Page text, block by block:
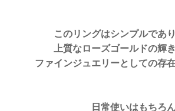
このリングはシンプルであ
上質なローズゴールドの輝
ファインジュエリーとしての存
日常使いはもちろん